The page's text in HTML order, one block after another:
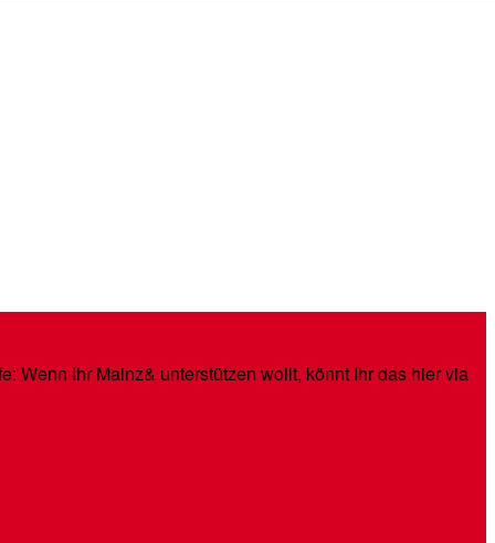
Wenn Ihr Mainz& unterstützen wollt, könnt Ihr das hier via